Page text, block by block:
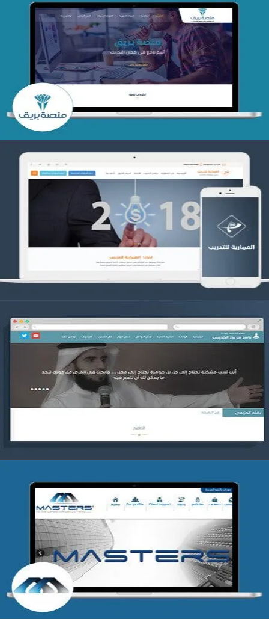
تصميم منصة بريق
التفاصيل
تصميم العمارية للتدريب
التفاصيل
موقع ياسر بن بدر الحزيمي
التفاصيل
شركة MASTERS للتدريب
التفاصيل